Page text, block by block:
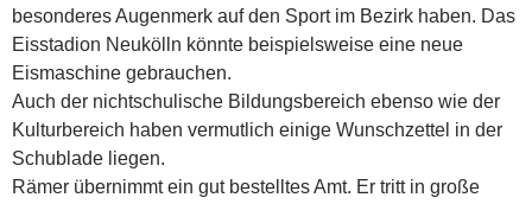
besonderes Augenmerk auf den Sport im Bezirk haben. Das
Eisstadion Neukölln könnte beispielsweise eine neue
Eismaschine gebrauchen.
Auch der nichtschulische Bildungsbereich ebenso wie der
Kulturbereich haben vermutlich einige Wunschzettel in der
Schublade liegen.
Rämer übernimmt ein gut bestelltes Amt. Er tritt in große